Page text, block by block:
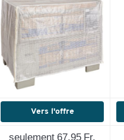
Vers l'offre
seulement 67.95 Fr.